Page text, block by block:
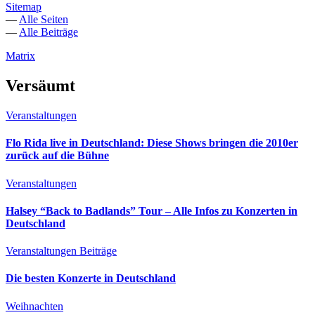
Sitemap
— Alle Seiten
— Alle Beiträge
Matrix
Versäumt
Veranstaltungen
Flo Rida live in Deutschland: Diese Shows bringen die 2010er
zurück auf die Bühne
Veranstaltungen
Halsey “Back to Badlands” Tour – Alle Infos zu Konzerten in
Deutschland
Veranstaltungen Beiträge
Die besten Konzerte in Deutschland
Weihnachten